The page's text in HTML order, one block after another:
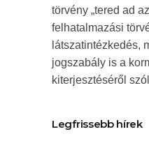
törvény „tered ad
felhatalmazási
látszatintézkedés,
jogszabály is a
kiterjesztéséről
Legfrissebb hírek